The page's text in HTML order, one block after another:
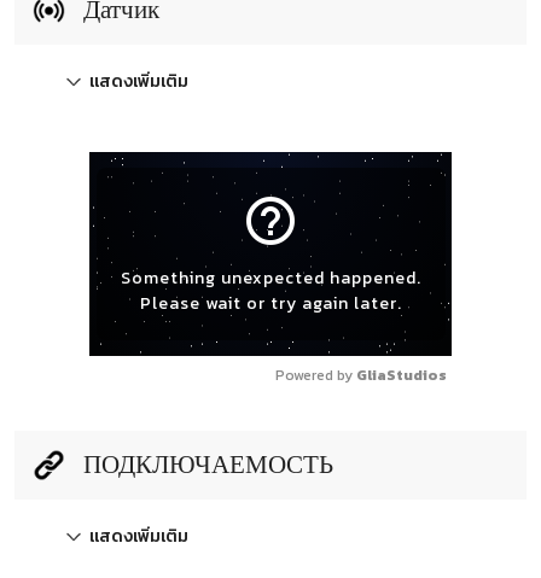
Датчик
แสดงเพิ่มเติม
help_outline
Something unexpected happened.
Please wait or try again later.
Powered by GliaStudios
ПОДКЛЮЧАЕМОСТЬ
แสดงเพิ่มเติม